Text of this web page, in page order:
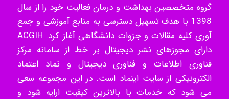
k.aryan
ilhan200
گروه متخصصین بهداشت و درمان فعالیت خود را از سال
1398 با هدف تسهیل دسترسی به منابع آموزشی و جمع
آوری کلیه مقالات و جزوات دانشگاهی آغاز کرد. ACGIH
دارای مجوزهای نشر دیجیتال بر خط از سامانه مرکز
فناوری اطلاعات و فناوری دیجیتال و نماد اعتماد
الکترونیکی از سایت اینماد است. در این مجموعه سعی
می شود که خدمات با بالاترین کیفیت ارایه شود و